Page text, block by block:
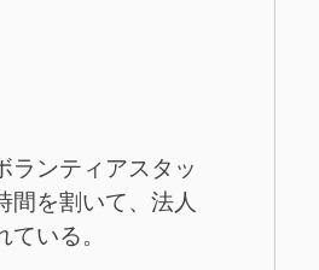
ランティアスタッ
間を割いて、法人
いる。